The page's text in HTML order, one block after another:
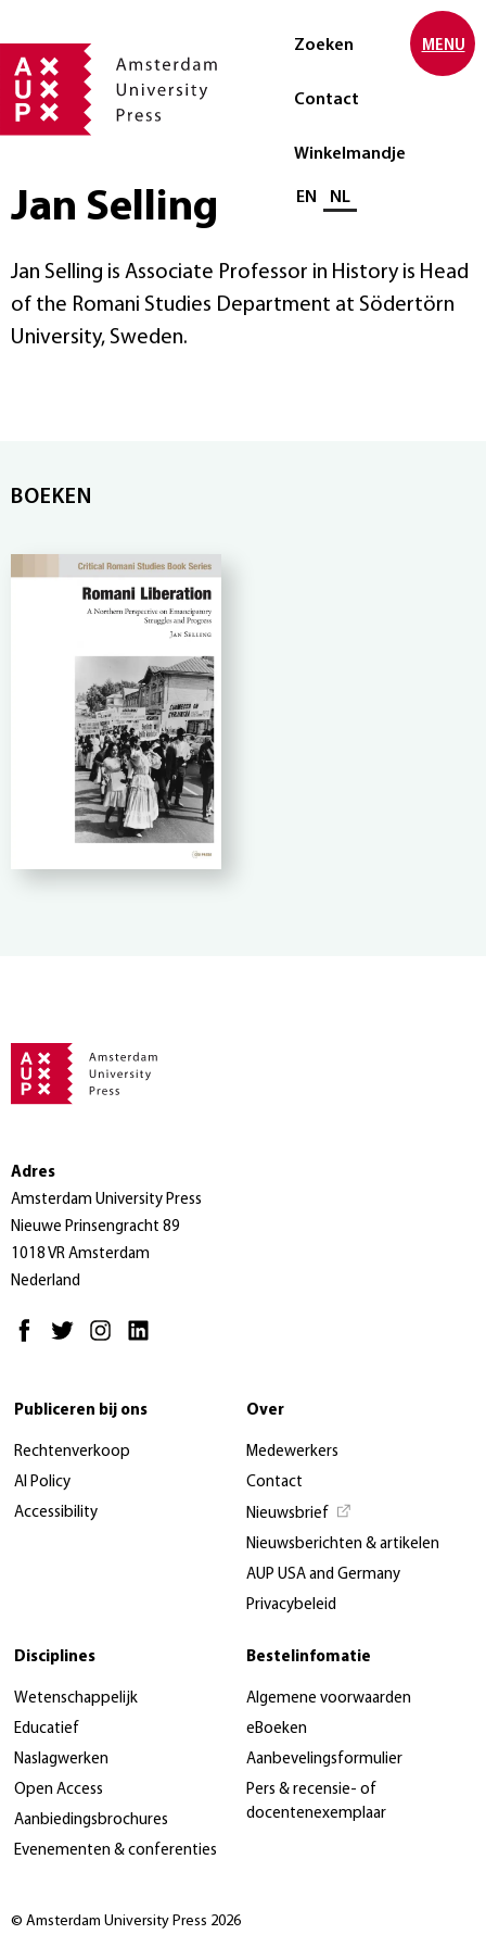
Zoeken
Contact
Winkelmandje
Selecteer taal
EN NL
MENU
Jan Selling
Jan Selling is Associate Professor in History is Head
of the Romani Studies Department at Södertörn
University, Sweden.
BOEKEN
Adres
Amsterdam University Press
Nieuwe Prinsengracht 89
1018 VR Amsterdam
Nederland
Publiceren bij ons
Rechtenverkoop
AI Policy
Accessibility
Over
Medewerkers
Contact
Nieuwsbrief
Nieuwsberichten & artikelen
AUP USA and Germany
Privacybeleid
Disciplines
Wetenschappelijk
Educatief
Naslagwerken
Open Access
Aanbiedingsbrochures
Evenementen & conferenties
Bestelinfomatie
Algemene voorwaarden
eBoeken
Aanbevelingsformulier
Pers & recensie- of
docentenexemplaar
© Amsterdam University Press 2026